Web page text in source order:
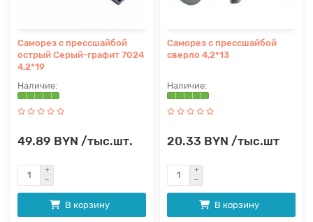
Саморез с прессшайбой
острый Серый-графит 7024
4,2*19
49.89 BYN /тыс.шт.
В корзину
Саморез с прессшайбой
сверло 4,2*13
20.33 BYN /тыс.шт
В корзину